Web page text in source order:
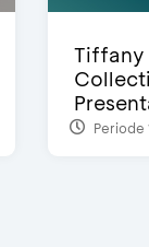
Tiffany
Periode